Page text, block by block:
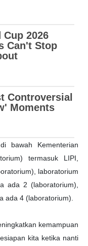
bawah Kementerian
termasuk LIPI,
laboratorium
ada 2 (laboratorium),
ada 4 (laboratorium).
kemampuan
kita ketika nanti